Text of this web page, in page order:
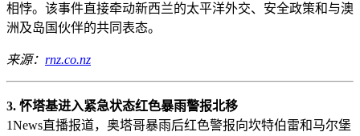
相悖。该事件直接牵动新西兰的太平洋外交、安全政策和与澳
洲及岛国伙伴的共同表态。
来源： rnz.co.nz
3. 怀塔基进入紧急状态红色暴雨警报北移
1News直播报道，奥塔哥暴雨后红色警报向坎特伯雷和马尔堡